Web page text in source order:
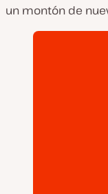
un montón de